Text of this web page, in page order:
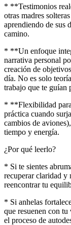
* **Testimonios
otras madres
aprendiendo de sus
camino.
* **Un enfoque
narrativa personal
creación de
día. No es solo
trabajo que te guían
* **Flexibilidad
práctica cuando
cambios de
tiempo y energía.
¿Por qué leerlo?
* Si te sientes
recuperar claridad y
reencontrar tu
* Si anhelas
que resuenen con
el proceso de